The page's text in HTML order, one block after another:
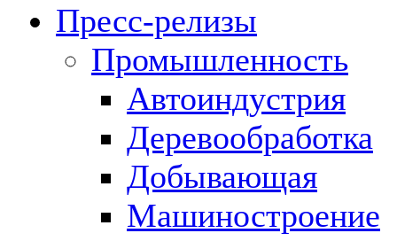
Пресс-релизы
Промышленность
Автоиндустрия
Деревообработка
Добывающая
Машиностроение